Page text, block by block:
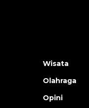
Wisata
Olahraga
Opini